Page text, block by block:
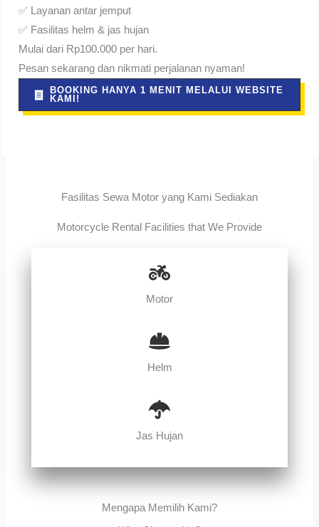
✅ Layanan antar jemput
✅ Fasilitas helm & jas hujan
Mulai dari Rp100.000 per hari.
Pesan sekarang dan nikmati perjalanan nyaman!
BOOKING HANYA 1 MENIT MELALUI WEBSITE
KAMI!
Fasilitas Sewa Motor yang Kami Sediakan
Motorcycle Rental Facilities that We Provide
Motor
Helm
Jas Hujan
Mengapa Memilih Kami?